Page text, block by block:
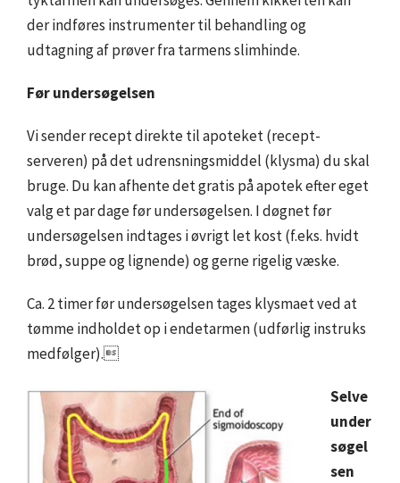
der indføres instrumenter til behandling og
udtagning af prøver fra tarmens slimhinde.
Før undersøgelsen
Vi sender recept direkte til apoteket (recept-
serveren) på det udrensningsmiddel (klysma) du skal
bruge. Du kan afhente det gratis på apotek efter eget
valg et par dage før undersøgelsen. I døgnet før
undersøgelsen indtages i øvrigt let kost (f.eks. hvidt
brød, suppe og lignende) og gerne rigelig væske.
Ca. 2 timer før undersøgelsen tages klysmaet ved at
tømme indholdet op i endetarmen (udførlig instruks
medfølger).
Selve
under
søgel
sen